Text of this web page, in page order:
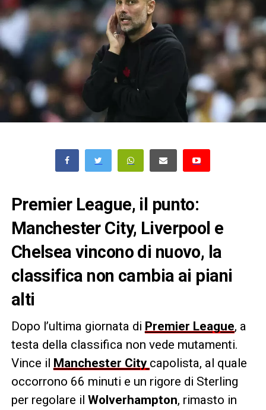
Premier League, il punto:
Manchester City, Liverpool e
Chelsea vincono di nuovo, la
classifica non cambia ai piani
alti
Dopo l’ultima giornata di Premier League, a
testa della classifica non vede mutamenti.
Vince il Manchester City capolista, al quale
occorrono 66 minuti e un rigore di Sterling
per regolare il Wolverhampton, rimasto in